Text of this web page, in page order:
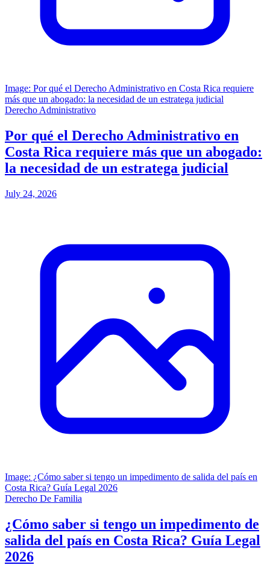
Image: Por qué el Derecho Administrativo en Costa Rica requiere
más que un abogado: la necesidad de un estratega judicial
Derecho Administrativo
Por qué el Derecho Administrativo en
Costa Rica requiere más que un abogado:
la necesidad de un estratega judicial
July 24, 2026
Image: ¿Cómo saber si tengo un impedimento de salida del país en
Costa Rica? Guía Legal 2026
Derecho De Familia
¿Cómo saber si tengo un impedimento de
salida del país en Costa Rica? Guía Legal
2026